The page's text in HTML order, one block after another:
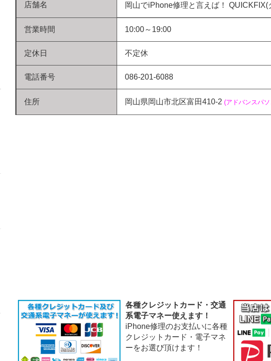
店舗名 岡山でiPhone修理と言えば！ QUICKFIX(
営業時間 10:00～19:00
定休日 不定休
電話番号 086-201-6088
住所 岡山県岡山市北区富田410-2 (アドバンスパ
各種クレジットカード・交通
系電子マネー使えます！
iPhone修理のお支払いに各種
クレジットカード・電子マネ
ーをお選び頂けます！